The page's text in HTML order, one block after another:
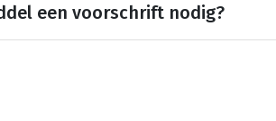
een voorschrift nodig?